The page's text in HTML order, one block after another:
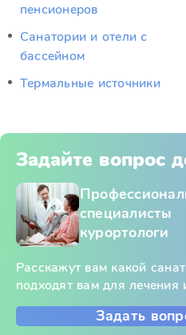
пенсионеров
Санатории и отели с
бассейном
Термальные источники
Задайте вопрос
специалисты
курортологи
Расскажут вам какой
подходят вам для лечения
Задать